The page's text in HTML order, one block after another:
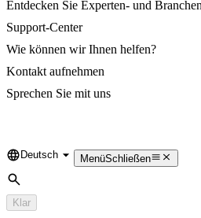
Entdecken Sie Experten- und
Support-Center
Wie können wir Ihnen helfen?
Kontakt aufnehmen
Sprechen Sie mit uns
Language
Deutsch MenüSchließen
Suche
Klar